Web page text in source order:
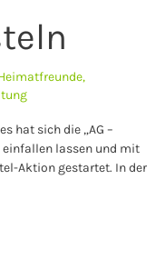
,
hat sich die „AG –
einfallen lassen und mit
Aktion gestartet. In der